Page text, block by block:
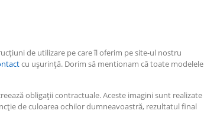
de utilizare pe care îl oferim pe site-ul nostru
cu ușurință. Dorim să mentionam că toate modelele
obligații contractuale. Aceste imagini sunt realizate
de culoarea ochilor dumneavoastră, rezultatul final